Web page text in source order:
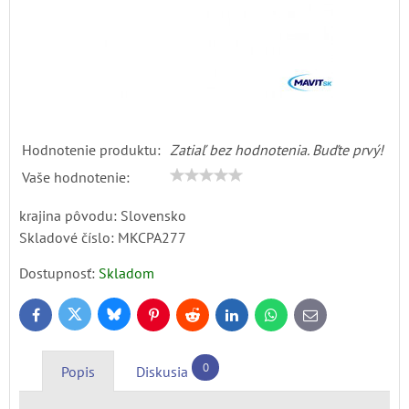
Hodnotenie produktu: Zatiaľ bez hodnotenia. Buďte prvý!
Vaše hodnotenie:
krajina pôvodu: Slovensko
Skladové číslo: MKCPA277
Dostupnosť: Skladom
FacebookTwitter BlueskyPinterestReddit LinkedInWhatsApp
E-
mail
Popis Diskusia 0